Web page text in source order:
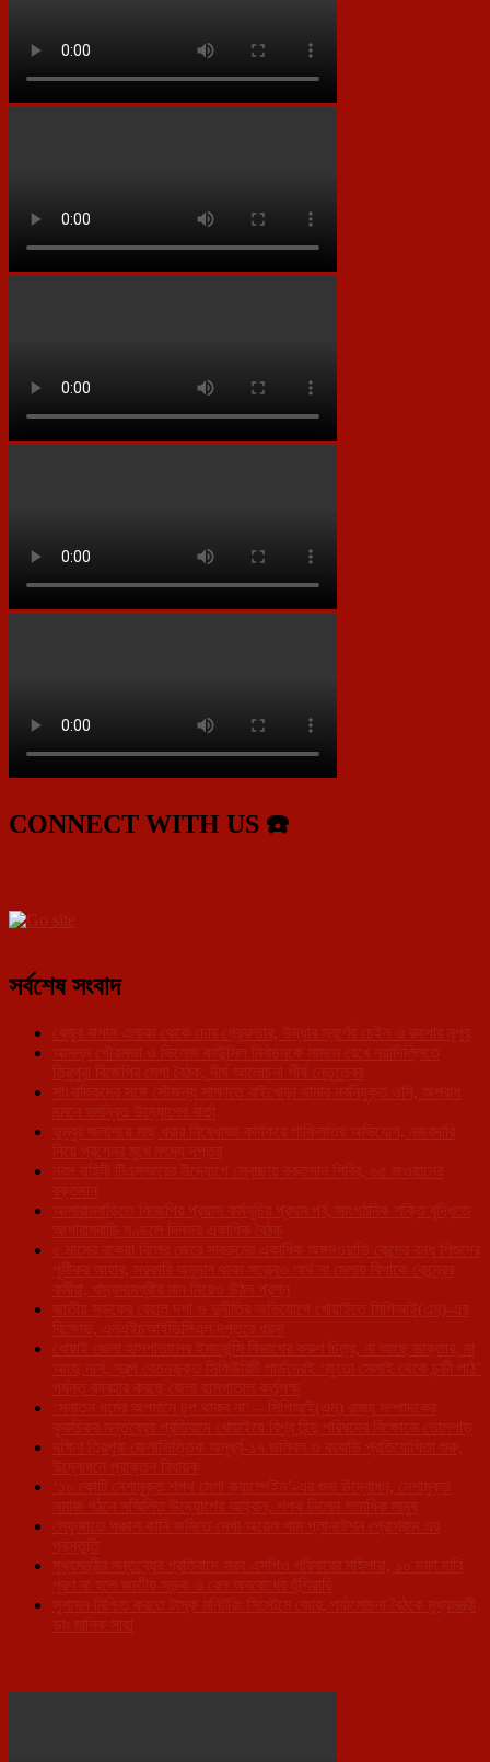
CONNECT WITH US ☎️
সর্বশেষ সংবাদ
খেজুর বাগান এলাকা থেকে চোর গ্রেফতার, উদ্ধার স্বর্ণের চেইন ও রুপোর নূপুর
আসন্ন পৌরসভা ও ভিলেজ কাউন্সিল নির্বাচনকে সামনে রেখে নয়াদিল্লিতে
ত্রিপুরা বিজেপির মেগা বৈঠক, দীর্ঘ আলোচনা শীর্ষ নেতৃত্বের
সাংবাদিকদের সঙ্গে সৌজন্য সাক্ষাতে বাইখোড়া থানার নবনিযুক্ত ওসি, অপরাধ
দমনে সমন্বিত উদ্যোগের বার্তা
ডুম্বুর জলাশয়ে মাছ ধরার নিষেধাজ্ঞা কার্যকরে গাফিলতির অভিযোগ, নজরদারি
নিয়ে প্রশ্নের মুখে মৎস্য দপ্তর
নবম বাহিনী টিএসআরের উদ্যোগে স্বেচ্ছায় রক্তদান শিবির, ৬৫ জওয়ানের
রক্তদান
আশারামবাড়িতে বিজেপির প্রয়াস কর্মসূচির প্রথম পর্ব, সাংগঠনিক শক্তি বৃদ্ধিতে
আশারামবাড়ি মণ্ডলে দিনভর একাধিক বৈঠক
৫ মাসের বকেয়া বিলের জেরে সাব্রুমের একাধিক অঙ্গনওয়াড়ি কেন্দ্রে বন্ধ শিশুদের
পুষ্টিকর আহার, সরকারি অনুদান থাকা সত্ত্বেও অর্থ না মেলায় বিপাকে কেন্দ্রের
কর্মীরা, খাদ্যসামগ্রীর মান নিয়েও উঠল প্রশ্ন
জাতীয় সড়কের বেহাল দশা ও দুর্নীতির অভিযোগে খোয়াইতে সিপিআই(এম)-এর
বিক্ষোভ, এনএইচআইডিসিএল দপ্তরে ধরনা
খোয়াই জেলা হাসপাতালের ইমার্জেন্সি বিভাগের করুণ চিত্র, না আছে ডাক্তার, না
আছে নার্স, স্বল্প বেতনভূক্ত সিকিউরিটি গার্ডদেরই ‘জুতো সেলাই থেকে চন্ডী পাঠ’
পর্যন্ত ব্যবহার করছে জেলা হাসপাতাল কর্তৃপক্ষ
‘সনাতন ধর্মের অপমানে চুপ থাকব না’ – সিপিআই(এম) রাজ্য সম্পাদকের
কুরুচিকর মন্তব্যের প্রতিবাদে খোয়াইয়ে বিশ্ব হিন্দু পরিষদের বিক্ষোভে তোলপাড়
দক্ষিণ ত্রিপুরা জেলাভিত্তিক অনূর্ধ্ব-১৭ ভলিবল ও কাবাডি প্রতিযোগিতা শুরু,
উদ্বোধনে প্রাক্তন বিধায়ক
‘১০ কোটি নেশামুক্ত শপথ মেগা ক্যাম্পেইন’-এর শুভ উদ্বোধন, নেশামুক্ত
সমাজ গঠনে সম্মিলিত উদ্যোগের আহ্বান, শপথ নিলেন শতাধিক মানুষ
লেফুঙ্গাতে পঞ্চাশ কানি জমিতে মেগা অয়েল পাম প্লানটেশন প্রোগ্রাম এর
প্রস্তুতি
মুখ্যমন্ত্রীর মন্তব্যের প্রতিবাদে সরব এসপিও পরিবারের মহিলারা, ১০ দফা দাবি
পূরণ না হলে জাতীয় সড়ক ও রেল অবরোধের হুঁশিয়ারি
সুশাসন নিশ্চিত করতে টাস্ক মনিটরিং সিস্টেমে জোর, পর্যালোচনা বৈঠকে মুখ্যমন্ত্রী
ডাঃ মানিক সাহা